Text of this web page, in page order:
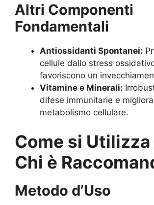
Altri Componenti
Fondamentali
Antiossidanti Spontanei:
cellule dallo stress
favoriscono un
Vitamine e Minerali:
difese immunitarie e
metabolismo cellulare.
Come si Utilizza
Chi è
Metodo d’Uso